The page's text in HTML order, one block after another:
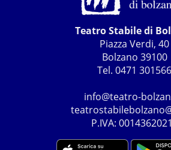
Teatro Stabile di
Piazza Verdi, 40
Bolzano 39100
Tel. 0471 301566
info@teatro-
P.IVA: